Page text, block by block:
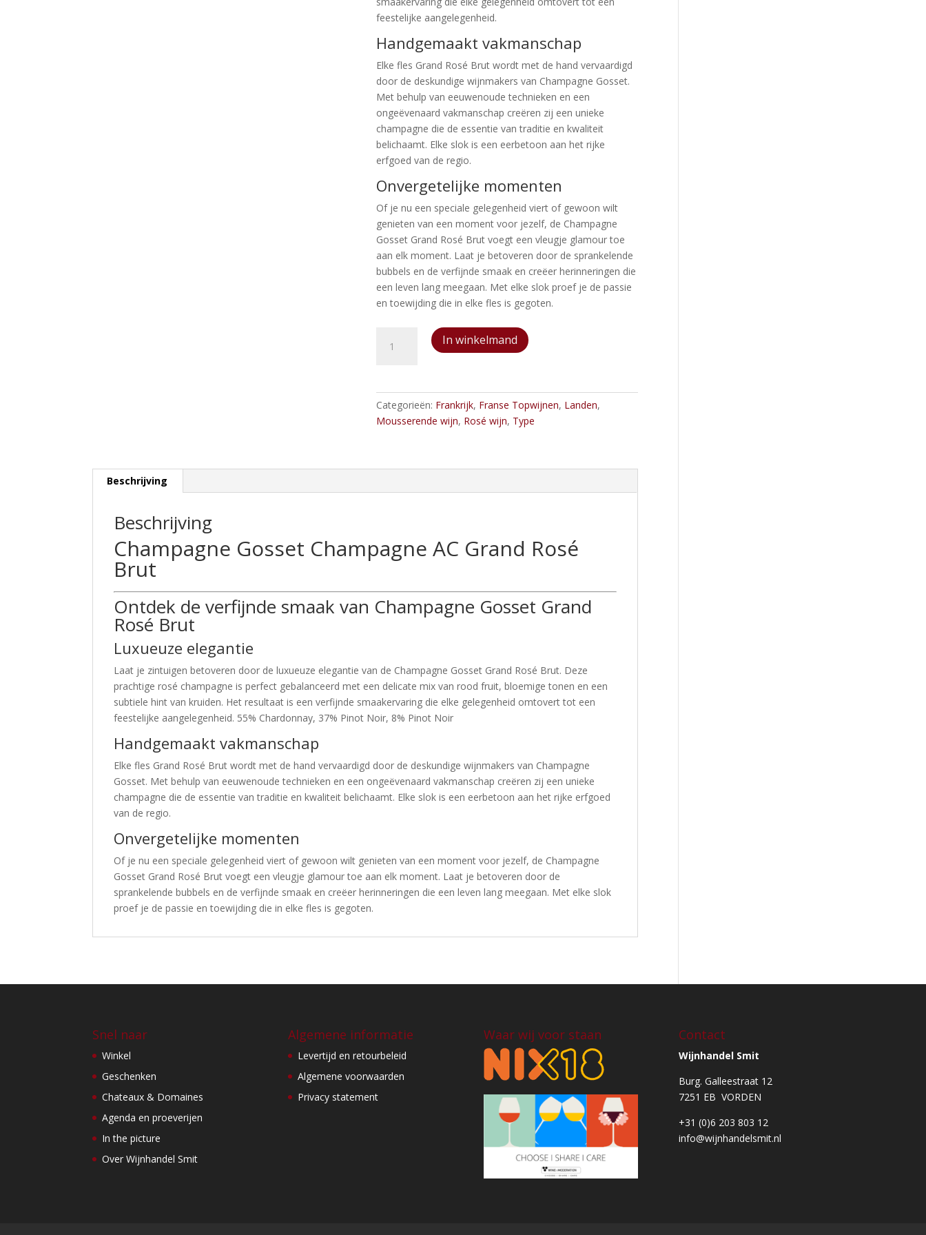
feestelijke aangelegenheid.
Handgemaakt vakmanschap
Elke fles Grand Rosé Brut wordt met de hand vervaardigd
door de deskundige wijnmakers van Champagne Gosset.
Met behulp van eeuwenoude technieken en een
ongeëvenaard vakmanschap creëren zij een unieke
champagne die de essentie van traditie en kwaliteit
belichaamt. Elke slok is een eerbetoon aan het rijke
erfgoed van de regio.
Onvergetelijke momenten
Of je nu een speciale gelegenheid viert of gewoon wilt
genieten van een moment voor jezelf, de Champagne
Gosset Grand Rosé Brut voegt een vleugje glamour toe
aan elk moment. Laat je betoveren door de sprankelende
bubbels en de verfijnde smaak en creëer herinneringen die
een leven lang meegaan. Met elke slok proef je de passie
en toewijding die in elke fles is gegoten.
Gosset
Rosé
In winkelmand
Categorieën: Frankrijk, Franse Topwijnen, Landen,
Mousserende wijn, Rosé wijn, Type
Beschrijving
Beschrijving
Champagne Gosset Champagne AC Grand Rosé
Brut
Ontdek de verfijnde smaak van Champagne Gosset Grand
Rosé Brut
Luxueuze elegantie
Laat je zintuigen betoveren door de luxueuze elegantie van de Champagne Gosset Grand Rosé Brut. Deze
prachtige rosé champagne is perfect gebalanceerd met een delicate mix van rood fruit, bloemige tonen en een
subtiele hint van kruiden. Het resultaat is een verfijnde smaakervaring die elke gelegenheid omtovert tot een
feestelijke aangelegenheid. 55% Chardonnay, 37% Pinot Noir, 8% Pinot Noir
Handgemaakt vakmanschap
Elke fles Grand Rosé Brut wordt met de hand vervaardigd door de deskundige wijnmakers van Champagne
Gosset. Met behulp van eeuwenoude technieken en een ongeëvenaard vakmanschap creëren zij een unieke
champagne die de essentie van traditie en kwaliteit belichaamt. Elke slok is een eerbetoon aan het rijke erfgoed
van de regio.
Onvergetelijke momenten
Of je nu een speciale gelegenheid viert of gewoon wilt genieten van een moment voor jezelf, de Champagne
Gosset Grand Rosé Brut voegt een vleugje glamour toe aan elk moment. Laat je betoveren door de
sprankelende bubbels en de verfijnde smaak en creëer herinneringen die een leven lang meegaan. Met elke slok
proef je de passie en toewijding die in elke fles is gegoten.
Snel naar
Winkel
Geschenken
Chateaux & Domaines
Agenda en proeverijen
In the picture
Over Wijnhandel Smit
Algemene informatie
Levertijd en retourbeleid
Algemene voorwaarden
Privacy statement
Waar wij voor staan Contact
Wijnhandel Smit
Burg. Galleestraat 12
7251 EB VORDEN
+31 (0)6 203 803 12
info@wijnhandelsmit.nl